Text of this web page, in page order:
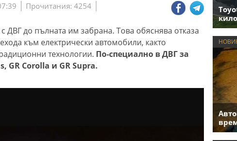
Прочитания: 4254
ДВГ до пълната им забрана. Това обяснява отказа
към електрически автомобили, както
технологии. По-специално в ДВГ за
GR Corolla и GR Supra.